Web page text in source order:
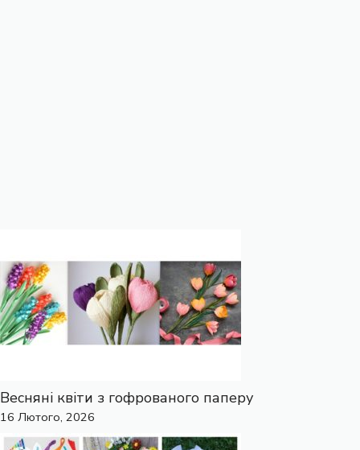
Весняні квіти з гофрованого паперу
16 Лютого, 2026